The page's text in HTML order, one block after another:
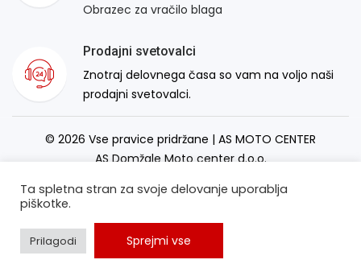
Obrazec za vračilo blaga
Prodajni svetovalci
Znotraj delovnega časa so vam na voljo naši
prodajni svetovalci.
© 2026 Vse pravice pridržane | AS MOTO CENTER
AS Domžale Moto center d.o.o.
Ta spletna stran za svoje delovanje uporablja
piškotke.
Prilagodi Sprejmi vse